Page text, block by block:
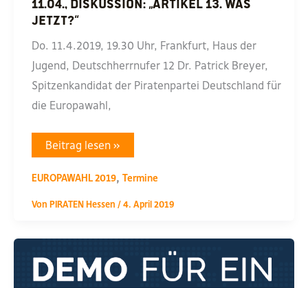
jetzt?“
Do. 11.4.2019, 19.30 Uhr, Frankfurt, Haus der
Jugend, Deutschherrnufer 12 Dr. Patrick Breyer,
Spitzenkandidat der Piratenpartei Deutschland für
die Europawahl,
11.04.,
Diskussion:
13.
jetzt?“
Beitrag lesen »
EUROPAWAHL 2019, Termine
Von PIRATEN Hessen /4. April 2019